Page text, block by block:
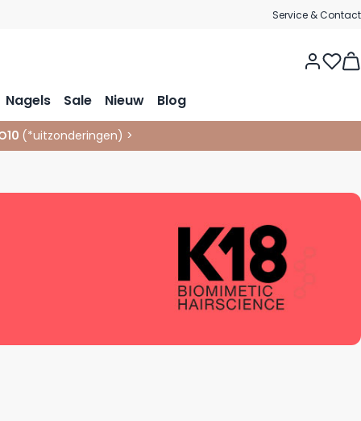
Service & Contact
Nagels Sale Nieuw Blog
(*uitzonderingen) >